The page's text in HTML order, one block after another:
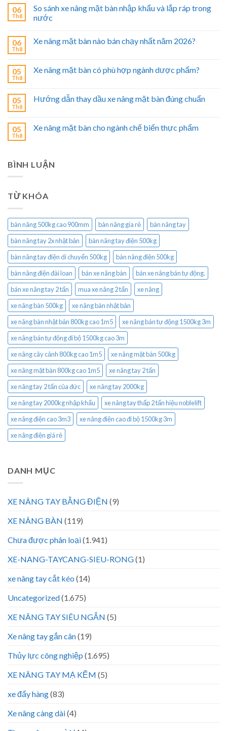
06
Th8
So sánh xe nâng mặt bàn nhập khẩu và lắp ráp trong
nước
06
Th8
Xe nâng mặt bàn nào bán chạy nhất năm 2026?
05
Th8
Xe nâng mặt bàn có phù hợp ngành dược phẩm?
05
Th8
Hướng dẫn thay dầu xe nâng mặt bàn đúng chuẩn
05
Th8
Xe nâng mặt bàn cho ngành chế biến thực phẩm
BÌNH LUẬN
TỪ KHÓA
bàn nâng 500kg cao 900mm bàn nâng gía rẻ
bàn nâng tay
bàn nâng tay 2x nhật bản
bàn nâng tay điện 500kg
bàn nâng tay điện di chuyển 500kg
bàn nâng điện 500kg
bàn nâng điện đài loan
bán xe nâng bàn
bán xe nâng bán tự động.
bán xe nâng tay 2 tấn
mua xe nâng 2 tấn
xe nâng
xe nâng bàn 500kg
xe nâng bàn nhật bản
xe nâng bàn nhật bản 800kg cao 1m5
xe nâng bán tự động 1500kg 3m
xe nâng bán tự động đi bộ 1500kg cao 3m
xe nâng cây cảnh 800kg cao 1m5
xe nâng mặt bàn 500kg
xe nâng mặt bàn 800kg cao 1m5
xe nâng tay 2 tấn
xe nâng tay 2 tấn của đức
xe nâng tay 2000kg
xe nâng tay 2000kg nhập khẩu
xe nâng tay thấp 2 tấn hiệu noblelift
xe nâng điện cao 3m3
xe nâng điện cao đi bộ 1500kg 3m
xe nâng điện giá rẻ
DANH MỤC
XE NÂNG TAY BẰNG ĐIỆN (9)
XE NÂNG BÀN (119)
Chưa được phân loại(1.941)
XE-NANG-TAYCANG-SIEU-RONG(1)
xe nâng tay cắt kéo (14)
Uncategorized(1.675)
XE NÂNG TAY SIÊU NGẮN (5)
Xe nâng tay gắn cân(19)
Thủy lực công nghiệp (1.695)
XE NÂNG TAY MẠ KẼM (5)
xe đẩy hàng(83)
Xe nâng càng dài(4)